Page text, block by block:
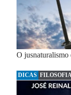
O jusnaturalismo
DICAS